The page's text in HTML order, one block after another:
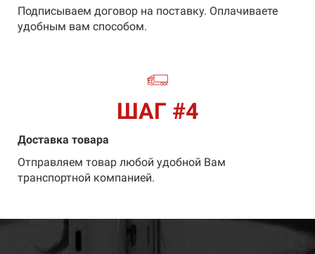
Подписываем договор на поставку. Оплачиваете
удобным вам способом.
ШАГ #4
Доставка товара
Отправляем товар любой удобной Вам
транспортной компанией.